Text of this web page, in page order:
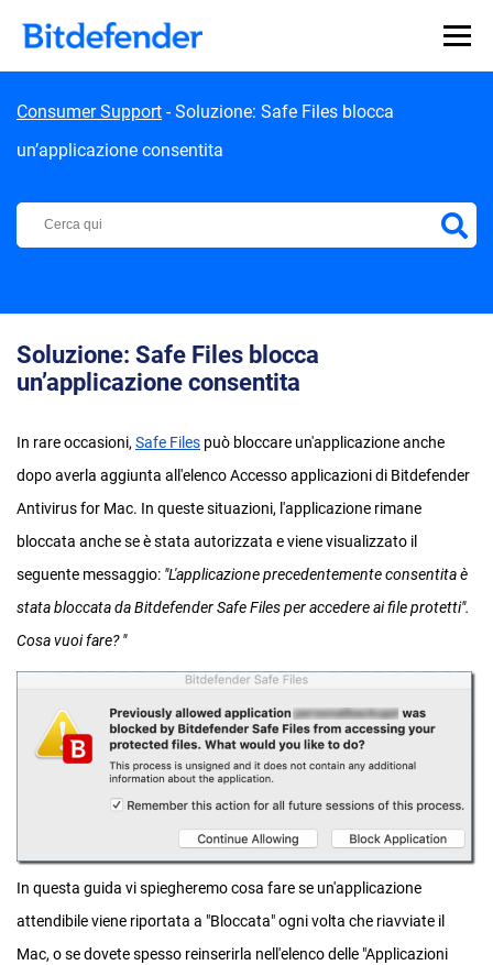
Consumer Support -Soluzione: Safe Files blocca
un’applicazione consentita
Centro di Supporto Bitdefender
Soluzione: Safe Files blocca
un’applicazione consentita
In rare occasioni, Safe Files può bloccare un'applicazione anche
dopo averla aggiunta all'elenco Accesso applicazioni di Bitdefender
Antivirus for Mac. In queste situazioni, l'applicazione rimane
bloccata anche se è stata autorizzata e viene visualizzato il
seguente messaggio: "L'applicazione precedentemente consentita è
stata bloccata da Bitdefender Safe Files per accedere ai file protetti".
Cosa vuoi fare? "
In questa guida vi spiegheremo cosa fare se un'applicazione
attendibile viene riportata a "Bloccata" ogni volta che riavviate il
Mac, o se dovete spesso reinserirla nell'elenco delle "Applicazioni